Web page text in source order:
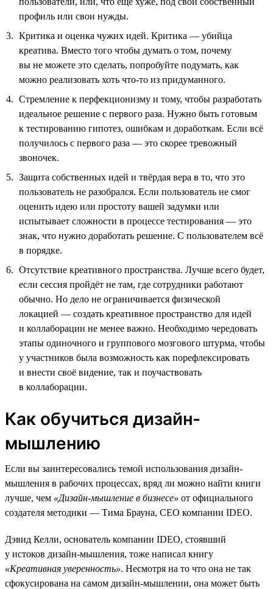
профиль или свои нужды.
Критика и оценка чужих идей. Критика — убийца
креатива. Вместо того чтобы думать о том, почему
вы не можете это сделать, попробуйте подумать, как
можно реализовать хоть что-то из придуманного.
Стремление к перфекционизму и тому, чтобы разработать
идеальное решение с первого раза. Нужно быть готовым
к тестированию гипотез, ошибкам и доработкам. Если всё
получилось с первого раза — это скорее тревожный
звоночек.
Защита собственных идей и твёрдая вера в то, что это
пользователь не разобрался. Если пользователь не смог
оценить идею или простоту вашей задумки или
испытывает сложности в процессе тестирования — это
знак, что нужно доработать решение. С пользователем всё
в порядке.
Отсутствие креативного пространства. Лучше всего будет,
если сессия пройдёт не там, где сотрудники работают
обычно. Но дело не ограничивается физической
локацией — создать креативное пространство для идей
и коллаборации не менее важно. Необходимо чередовать
этапы одиночного и группового мозгового штурма, чтобы
у участников была возможность как порефлексировать
и внести своё видение, так и поучаствовать
в коллаборации.
Как обучиться дизайн-
мышлению
Если вы заинтересовались темой использования дизайн-
мышления в рабочих процессах, вряд ли можно найти книги
лучше, чем «Дизайн-мышление в бизнесе» от официального
создателя методики — Тима Брауна, СЕО компании IDEO.
Дэвид Келли, основатель компании IDEO, стоявший
у истоков дизайн-мышления, тоже написал книгу
«Креативная уверенность». Несмотря на то что она не так
сфокусирована на самом дизайн-мышлении, она может быть